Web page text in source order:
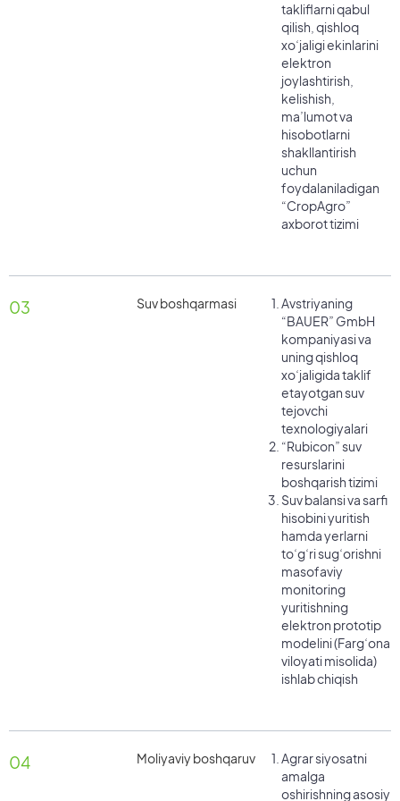
takliflarni qabul
qilish, qishloq
xoʻjaligi ekinlarini
elektron
joylashtirish,
kelishish,
ma’lumot va
hisobotlarni
shakllantirish
uchun
foydalaniladigan
“CropAgro”
axborot tizimi
03 Suv boshqarmasi
Avstriyaning
“BAUER” GmbH
kompaniyasi va
uning qishloq
xoʻjaligida taklif
etayotgan suv
tejovchi
texnologiyalari
“Rubicon” suv
resurslarini
boshqarish tizimi
Suv balansi va sarfi
hisobini yuritish
hamda yerlarni
toʻgʻri sugʻorishni
masofaviy
monitoring
yuritishning
elektron prototip
modelini (Fargʻona
viloyati misolida)
ishlab chiqish
04 Moliyaviy boshqaruv
Agrar siyosatni
amalga
oshirishning asosiy